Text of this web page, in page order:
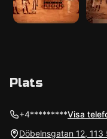
Plats
+4*********Visa
Döbelnsgatan 12,